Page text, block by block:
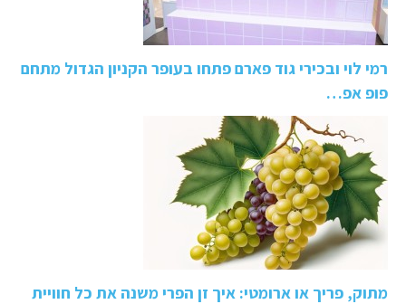
רמי לוי ובכירי גוד פארם פתחו בעופר הקניון הגדול מתחם
פופ אפ…
מתוק, פריך או ארומטי: איך זן הפרי משנה את כל חוויית